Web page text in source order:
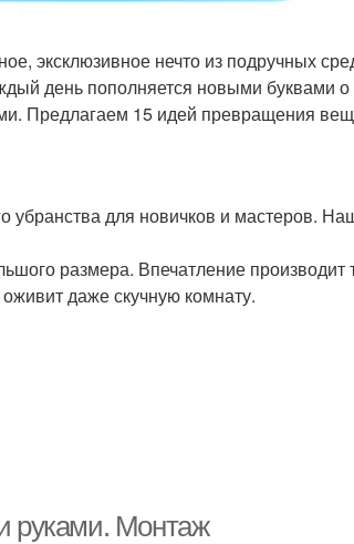
эксклюзивное нечто из подручных
день пополняется новыми буквами о
Предлагаем 15 идей превращения
для новичков и мастеров.
размера. Впечатление производит
даже скучную комнату.
руками. Монтаж